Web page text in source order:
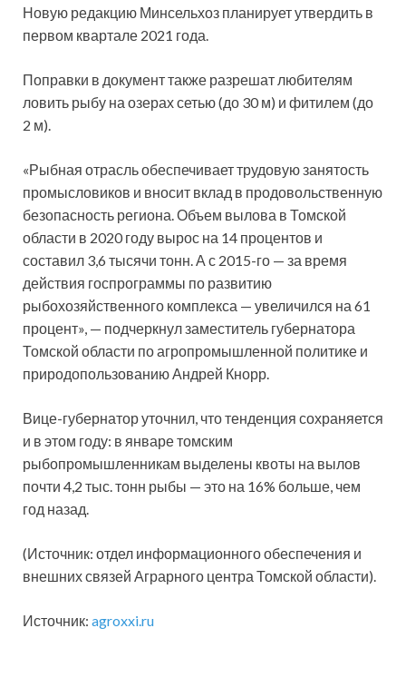
Новую редакцию Минсельхоз планирует утвердить в
первом квартале 2021 года.
Поправки в документ также разрешат любителям
ловить рыбу на озерах сетью (до 30 м) и фитилем (до
2 м).
«Рыбная отрасль обеспечивает трудовую занятость
промысловиков и вносит вклад в продовольственную
безопасность региона. Объем вылова в Томской
области в 2020 году вырос на 14 процентов и
составил 3,6 тысячи тонн. А с 2015-го — за время
действия госпрограммы по развитию
рыбохозяйственного комплекса — увеличился на 61
процент», — подчеркнул заместитель губернатора
Томской области по агропромышленной политике и
природопользованию Андрей Кнорр.
Вице-губернатор уточнил, что тенденция сохраняется
и в этом году: в январе томским
рыбопромышленникам выделены квоты на вылов
почти 4,2 тыс. тонн рыбы — это на 16% больше, чем
год назад.
(Источник: отдел информационного обеспечения и
внешних связей Аграрного центра Томской области).
Источник: agroxxi.ru